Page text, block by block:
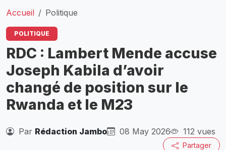
Accueil Politique
POLITIQUE
RDC : Lambert Mende accuse
Joseph Kabila d’avoir
changé de position sur le
Rwanda et le M23
Par Rédaction Jambo 08 May 2026 112 vues
Partager